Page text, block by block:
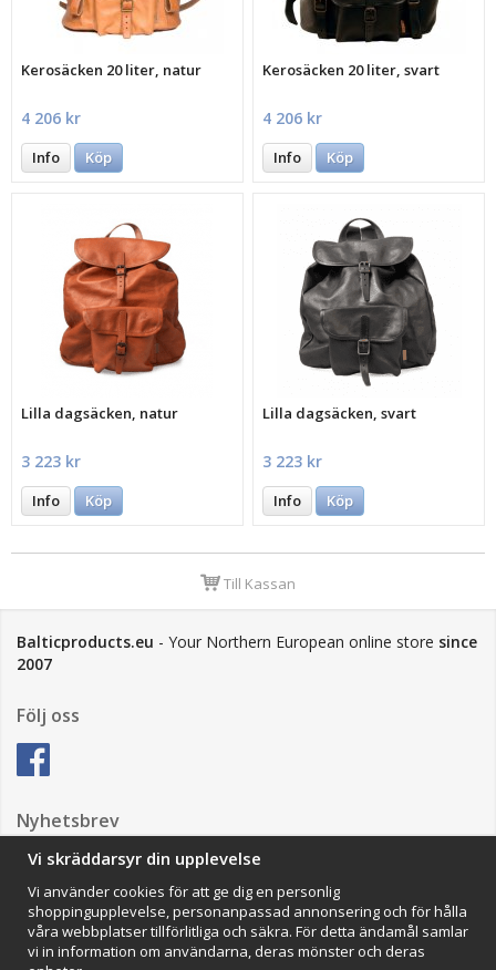
Kerosäcken 20 liter, natur
4 206 kr
Info Köp
Kerosäcken 20 liter, svart
4 206 kr
Info Köp
Lilla dagsäcken, natur
3 223 kr
Info Köp
Lilla dagsäcken, svart
3 223 kr
Info Köp
Till Kassan
Balticproducts.eu - Your Northern European online store since
2007
Följ oss
Nyhetsbrev
Impressum
Vi skräddarsyr din upplevelse
Vi använder cookies för att ge dig en personlig
shoppingupplevelse, personanpassad annonsering och för hålla
våra webbplatser tillförlitliga och säkra. För detta ändamål samlar
vi in information om användarna, deras mönster och deras